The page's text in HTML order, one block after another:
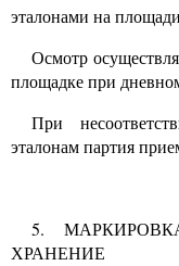
эталонами на
Осмотр
площадке при
При
эталонам партия
5.
ХРАНЕНИЕ